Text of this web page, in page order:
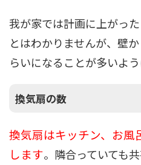
我が家では計画に上がっ
とはわかりませんが、壁
らいになることが多いよう
換気扇の数
換気扇はキッチン、お風
します。隣合っていても